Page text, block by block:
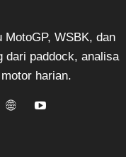
MotoGP, WSBK, dan
dari paddock, analisa
harian.